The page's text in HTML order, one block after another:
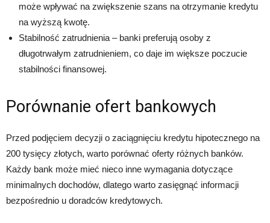
może wpływać na zwiększenie szans na otrzymanie kredytu
na wyższą kwotę.
Stabilność zatrudnienia – banki preferują osoby z
długotrwałym zatrudnieniem, co daje im większe poczucie
stabilności finansowej.
Porównanie ofert bankowych
Przed podjęciem decyzji o zaciągnięciu kredytu hipotecznego na
200 tysięcy złotych, warto porównać oferty różnych banków.
Każdy bank może mieć nieco inne wymagania dotyczące
minimalnych dochodów, dlatego warto zasięgnąć informacji
bezpośrednio u doradców kredytowych.